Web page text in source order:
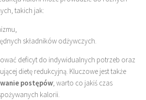
takich jak:
składników odżywczych.
deficyt do indywidualnych potrzeb oraz
dietę redukcyjną. Kluczowe jest także
postępów; warto co jakiś czas
kalorii.